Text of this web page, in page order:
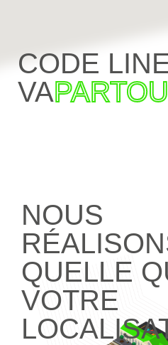
CODE
VA
NOUS
QUELLE
VOTRE